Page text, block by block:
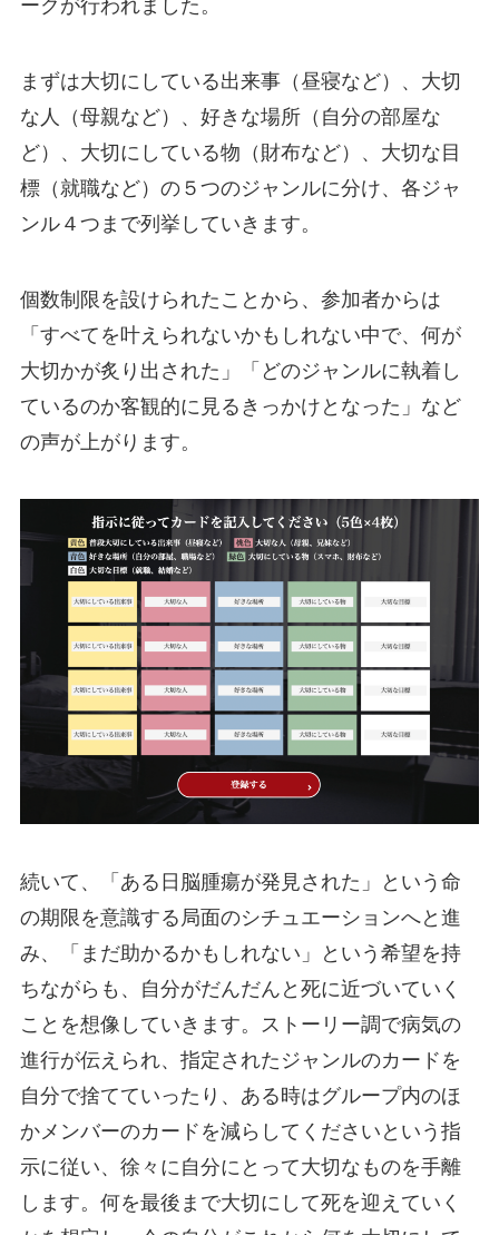
ークが行われました。
まずは大切にしている出来事（昼寝など）、大切
な人（母親など）、好きな場所（自分の部屋な
ど）、大切にしている物（財布など）、大切な目
標（就職など）の５つのジャンルに分け、各ジャ
ンル４つまで列挙していきます。
個数制限を設けられたことから、参加者からは
「すべてを叶えられないかもしれない中で、何が
大切かが炙り出された」「どのジャンルに執着し
ているのか客観的に見るきっかけとなった」など
の声が上がります。
続いて、「ある日脳腫瘍が発見された」という命
の期限を意識する局面のシチュエーションへと進
み、「まだ助かるかもしれない」という希望を持
ちながらも、自分がだんだんと死に近づいていく
ことを想像していきます。ストーリー調で病気の
進行が伝えられ、指定されたジャンルのカードを
自分で捨てていったり、ある時はグループ内のほ
かメンバーのカードを減らしてくださいという指
示に従い、徐々に自分にとって大切なものを手離
します。何を最後まで大切にして死を迎えていく